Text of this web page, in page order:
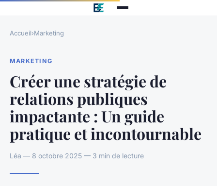
Accueil›Marketing
MARKETING
Créer une stratégie de
relations publiques
impactante : Un guide
pratique et incontournable
Léa — 8 octobre 2025 — 3 min de lecture